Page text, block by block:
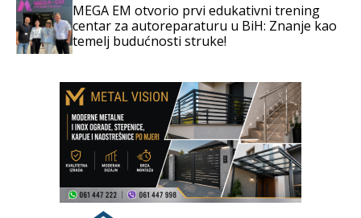
MEGA EM otvorio prvi edukativni trening
centar za autoreparaturu u BiH: Znanje kao
temelj budućnosti struke!